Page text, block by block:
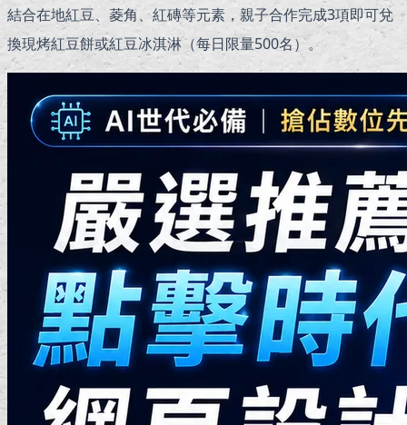
結合在地紅豆、菱角、紅磚等元素，親子合作完成3項即可兌
換現烤紅豆餅或紅豆冰淇淋（每日限量500名）。